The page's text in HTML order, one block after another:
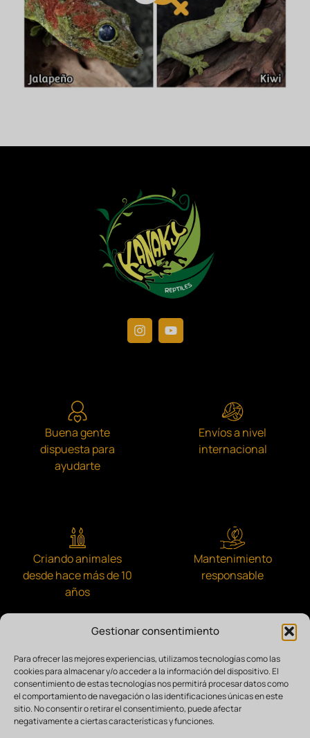
Gestionar consentimiento
Para ofrecer las mejores experiencias, utilizamos tecnologías como las
cookies para almacenar y/o acceder a la información del dispositivo. El
consentimiento de estas tecnologías nos permitirá procesar datos como
el comportamiento de navegación o las identificaciones únicas en este
sitio. No consentir o retirar el consentimiento, puede afectar
negativamente a ciertas características y funciones.
Buena gente
dispuesta para
ayudarte
Envíos a nivel
internacional
Criando animales
desde hace más de 10
años
Mantenimiento
responsable
Comprometidos con la comunidad